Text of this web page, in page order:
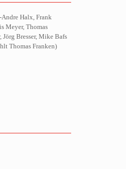
Halx, Frank
Meyer, Thomas
Jörg Bresser, Mike Bafs
Thomas Franken)